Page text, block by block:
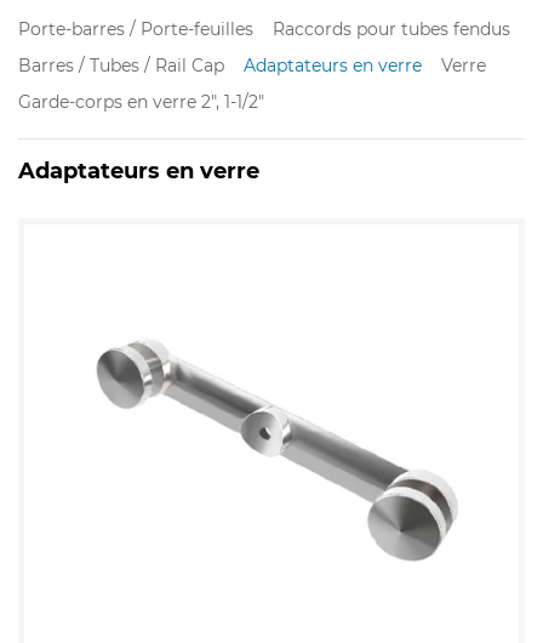
Porte-barres / Porte-feuilles
Raccords pour tubes fendus
Barres / Tubes / Rail Cap
Adaptateurs en verre
Verre
Garde-corps en verre 2", 1-1/2"
Adaptateurs en verre